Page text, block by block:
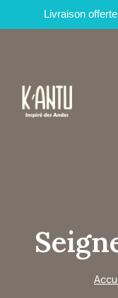
Livraison